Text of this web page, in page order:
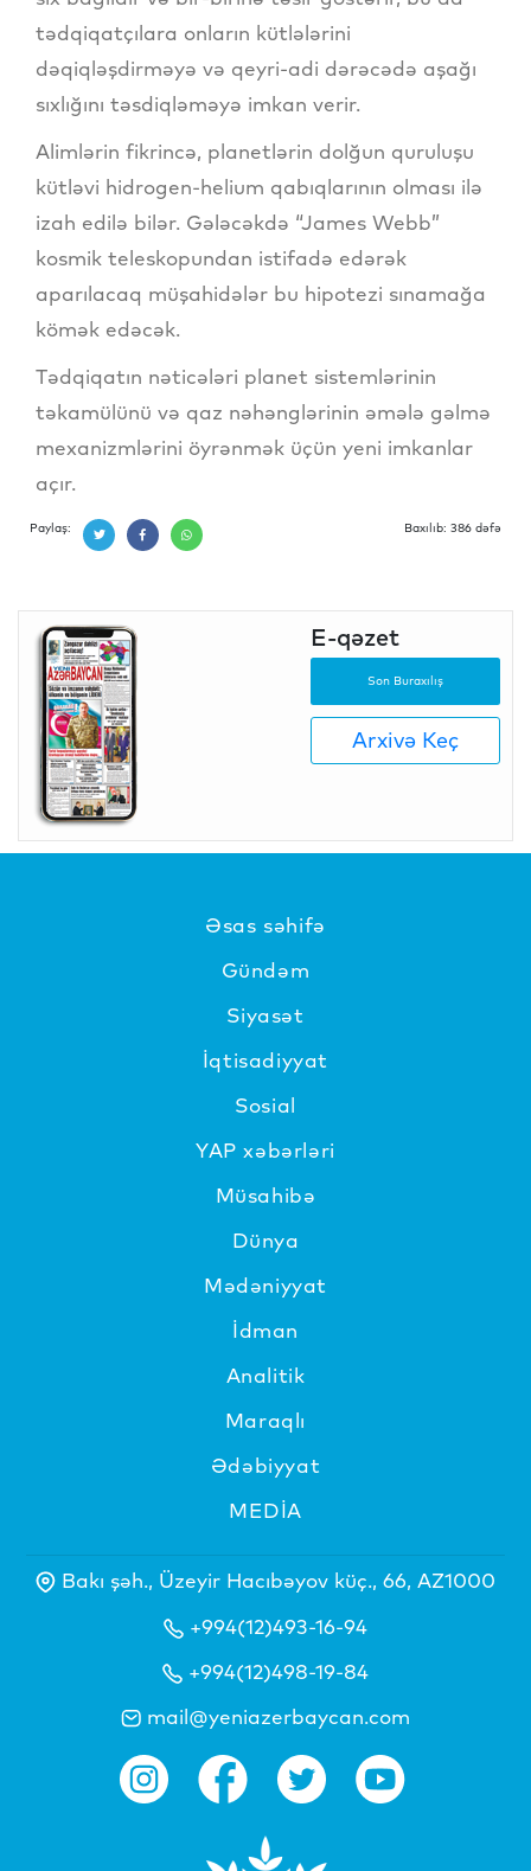
tədqiqatçılara onların kütlələrini
dəqiqləşdirməyə və qeyri-adi dərəcədə aşağı
sıxlığını təsdiqləməyə imkan verir.
Alimlərin fikrincə, planetlərin dolğun quruluşu
kütləvi hidrogen-helium qabıqlarının olması ilə
izah edilə bilər. Gələcəkdə “James Webb”
kosmik teleskopundan istifadə edərək
aparılacaq müşahidələr bu hipotezi sınamağa
kömək edəcək.
Tədqiqatın nəticələri planet sistemlərinin
təkamülünü və qaz nəhənglərinin əmələ gəlmə
mexanizmlərini öyrənmək üçün yeni imkanlar
açır.
Paylaş: Baxılıb: 386 dəfə
E-qəzet
Son Buraxılış
Arxivə Keç
Əsas səhifə
Gündəm
Siyasət
İqtisadiyyat
Sosial
YAP xəbərləri
Müsahibə
Dünya
Mədəniyyat
İdman
Analitik
Maraqlı
Ədəbiyyat
MEDİA
Bakı şəh., Üzeyir Hacıbəyov küç., 66, AZ1000
+994(12)493-16-94
+994(12)498-19-84
mail@yeniazerbaycan.com